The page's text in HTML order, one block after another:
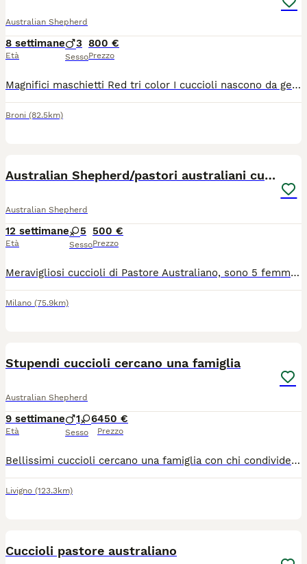
Australian Shepherd
8 settimane
Età
3
Sesso
800 €
Prezzo
Magnifici maschietti Red tri color I cuccioli nascono da genitori super equilibrati entrambi con pedigree lastre ufficiali Enci e test genetici I cuccioli saranno ceduti dopo 60 gg con: Microchip I vaccino Visita veterinaria SVERMINAZIONE completa
Broni (82.5km)
Australian Shepherd/pastori australiani cuccioli
Australian Shepherd
12 settimane
Età
5
Sesso
500 €
Prezzo
Meravigliosi cuccioli di Pastore Australiano, sono 5 femminucce nate il 14 maggio. Hanno un carattere molto dolce e affettuoso, sono socievoli e giocherellone, già pronte per una nuova famiglia. Vengono cedute con libretto sanitario, primo vaccino, microchip, ciclo completo di sverminazioni e si può avere anche il pedigree. I genitori sono testati per displasia anche e gomiti con risultati visibili sui pedigrèe. La richiesta è E. 500 per le cucciole black tricolor e 800 per la cucciola blue merle. Potete contattarmi su whatsapp o chiamata al 3519139277 per maggiori informazioni
Milano (75.9km)
Stupendi cuccioli cercano una famiglia
Australian Shepherd
9 settimane
Età
1 6
Sesso
450 €
Prezzo
Bellissimi cuccioli cercano una famiglia con chi condividere il loro affetto, simpatia , allegria ...La razza Pastore Australiano e strepitosa, e il amico piu dolce, inteligente , obediente, amico di tutti .Vi aspetto!@!🥰
Livigno (123.3km)
Cuccioli pastore australiano